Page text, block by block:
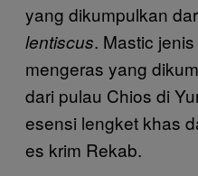
yang dikumpulkan
lentiscus. Mastic
mengeras yang
dari pulau Chios di
esensi lengket khas
es krim Rekab.